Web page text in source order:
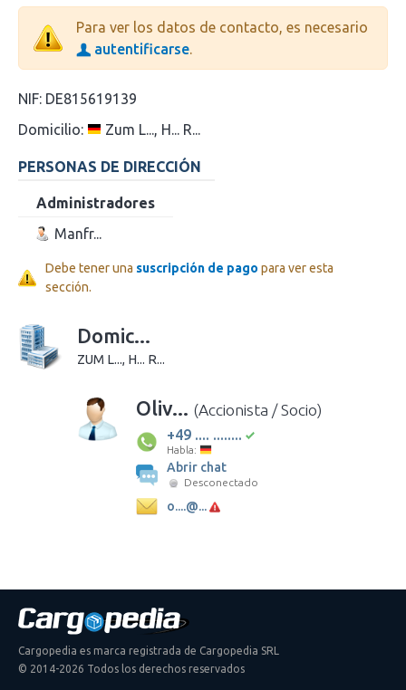
Para ver los datos de contacto, es necesario
autentificarse
NIF: DE815619139
Domicilio:
Zum L..., H... R...
PERSONAS DE DIRECCIÓN
Administradores
Manfr...
Debe tener una suscripción de pago para ver esta
sección.
Domic...
ZUM L..., H... R...
Oliv... (Accionista / Socio)
+49 .... ........
Habla:
Abrir chat
Desconectado
o....@...
Cargopedia es marca registrada de Cargopedia SRL
© 2014-2026 Todos los derechos reservados